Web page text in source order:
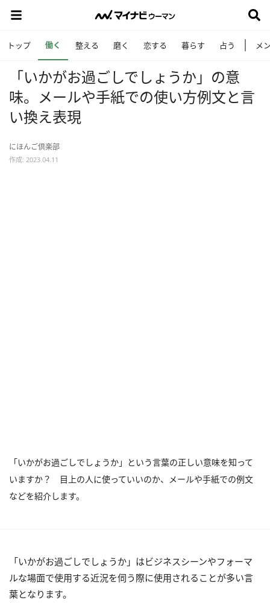
トップ 働く 整える 磨く 恋する 暮らす 占う メ
「いかがお過ごしでしょうか」の意
味。メールや手紙での使い方例文と言
い換え表現
にほんご倶楽部
作成: 2023.04.11
「いかがお過ごしでしょうか」という言葉の正しい意味を知って
いますか？ 目上の人に使っていいのか、メールや手紙での例文
などを紹介します。
「いかがお過ごしでしょうか」はビジネスシーンやフォーマ
ルな場面で使用する近況を伺う際に使用されることが多い言
葉となります。